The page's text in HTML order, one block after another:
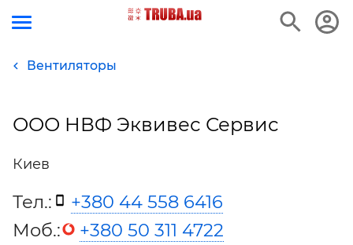
Вентиляторы
ООО НВФ Эквивес Сервис
Киев
Тел.:
+380 44 558 6416
Моб.:
+380 50 311 4722